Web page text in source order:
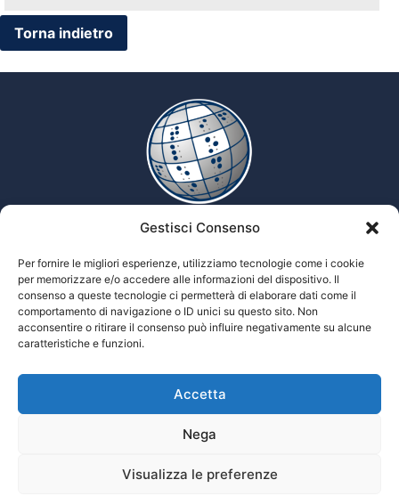
Gestisci Consenso
Per fornire le migliori esperienze, utilizziamo tecnologie come i cookie
per memorizzare e/o accedere alle informazioni del dispositivo. Il
consenso a queste tecnologie ci permetterà di elaborare dati come il
comportamento di navigazione o ID unici su questo sito. Non
acconsentire o ritirare il consenso può influire negativamente su alcune
caratteristiche e funzioni.
Accetta
Nega
Visualizza le preferenze
Tiflopedia è un sito della Federazione
Nazionale delle Istituzioni Pro Ciechi
Onlus
© 2026 Prociechi.it. Tutti i diritti riservati.